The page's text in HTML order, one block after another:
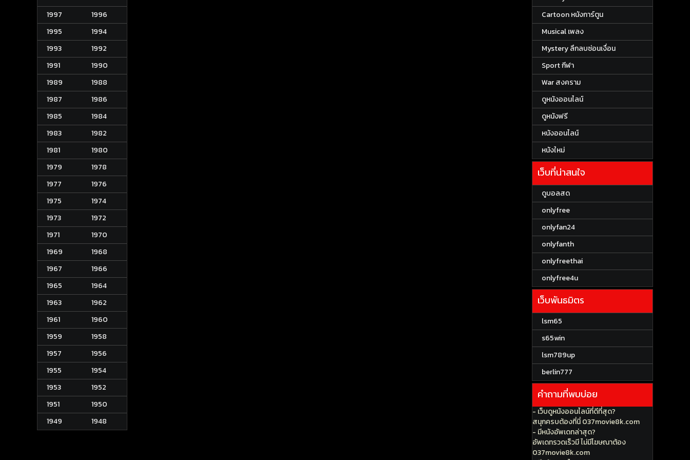
1997
1996
1995
1994
1993
1992
1991
1990
1989
1988
1987
1986
1985
1984
1983
1982
1981
1980
1979
1978
1977
1976
1975
1974
1973
1972
1971
1970
1969
1968
1967
1966
1965
1964
1963
1962
1961
1960
1959
1958
1957
1956
1955
1954
1953
1952
1951
1950
1949
1948
Cartoon หนังการ์ตูน
Musical เพลง
Mystery ลึกลบซ่อนเงื่อน
Sport กีฬา
War สงคราม
ดูหนังออนไลน์
ดูหนังฟรี
หนังออนไลน์
หนังใหม่
เว็บที่น่าสนใจ
ดูบอลสด
onlyfree
onlyfan24
onlyfanth
onlyfreethai
onlyfree4u
เว็บพันธมิตร
lsm65
s65win
lsm789up
berlin777
คำถามที่พบบ่อย
- เว็บดูหนังออนไลน์ที่ดีที่สุด?
สนุกครบต้องที่นี่ 037movie8k.com
- มีหนังอัพเดทล่าสุด?
อัพเดทรวดเร็วมี ไม่มีโฆษณาต้อง
037movie8k.com